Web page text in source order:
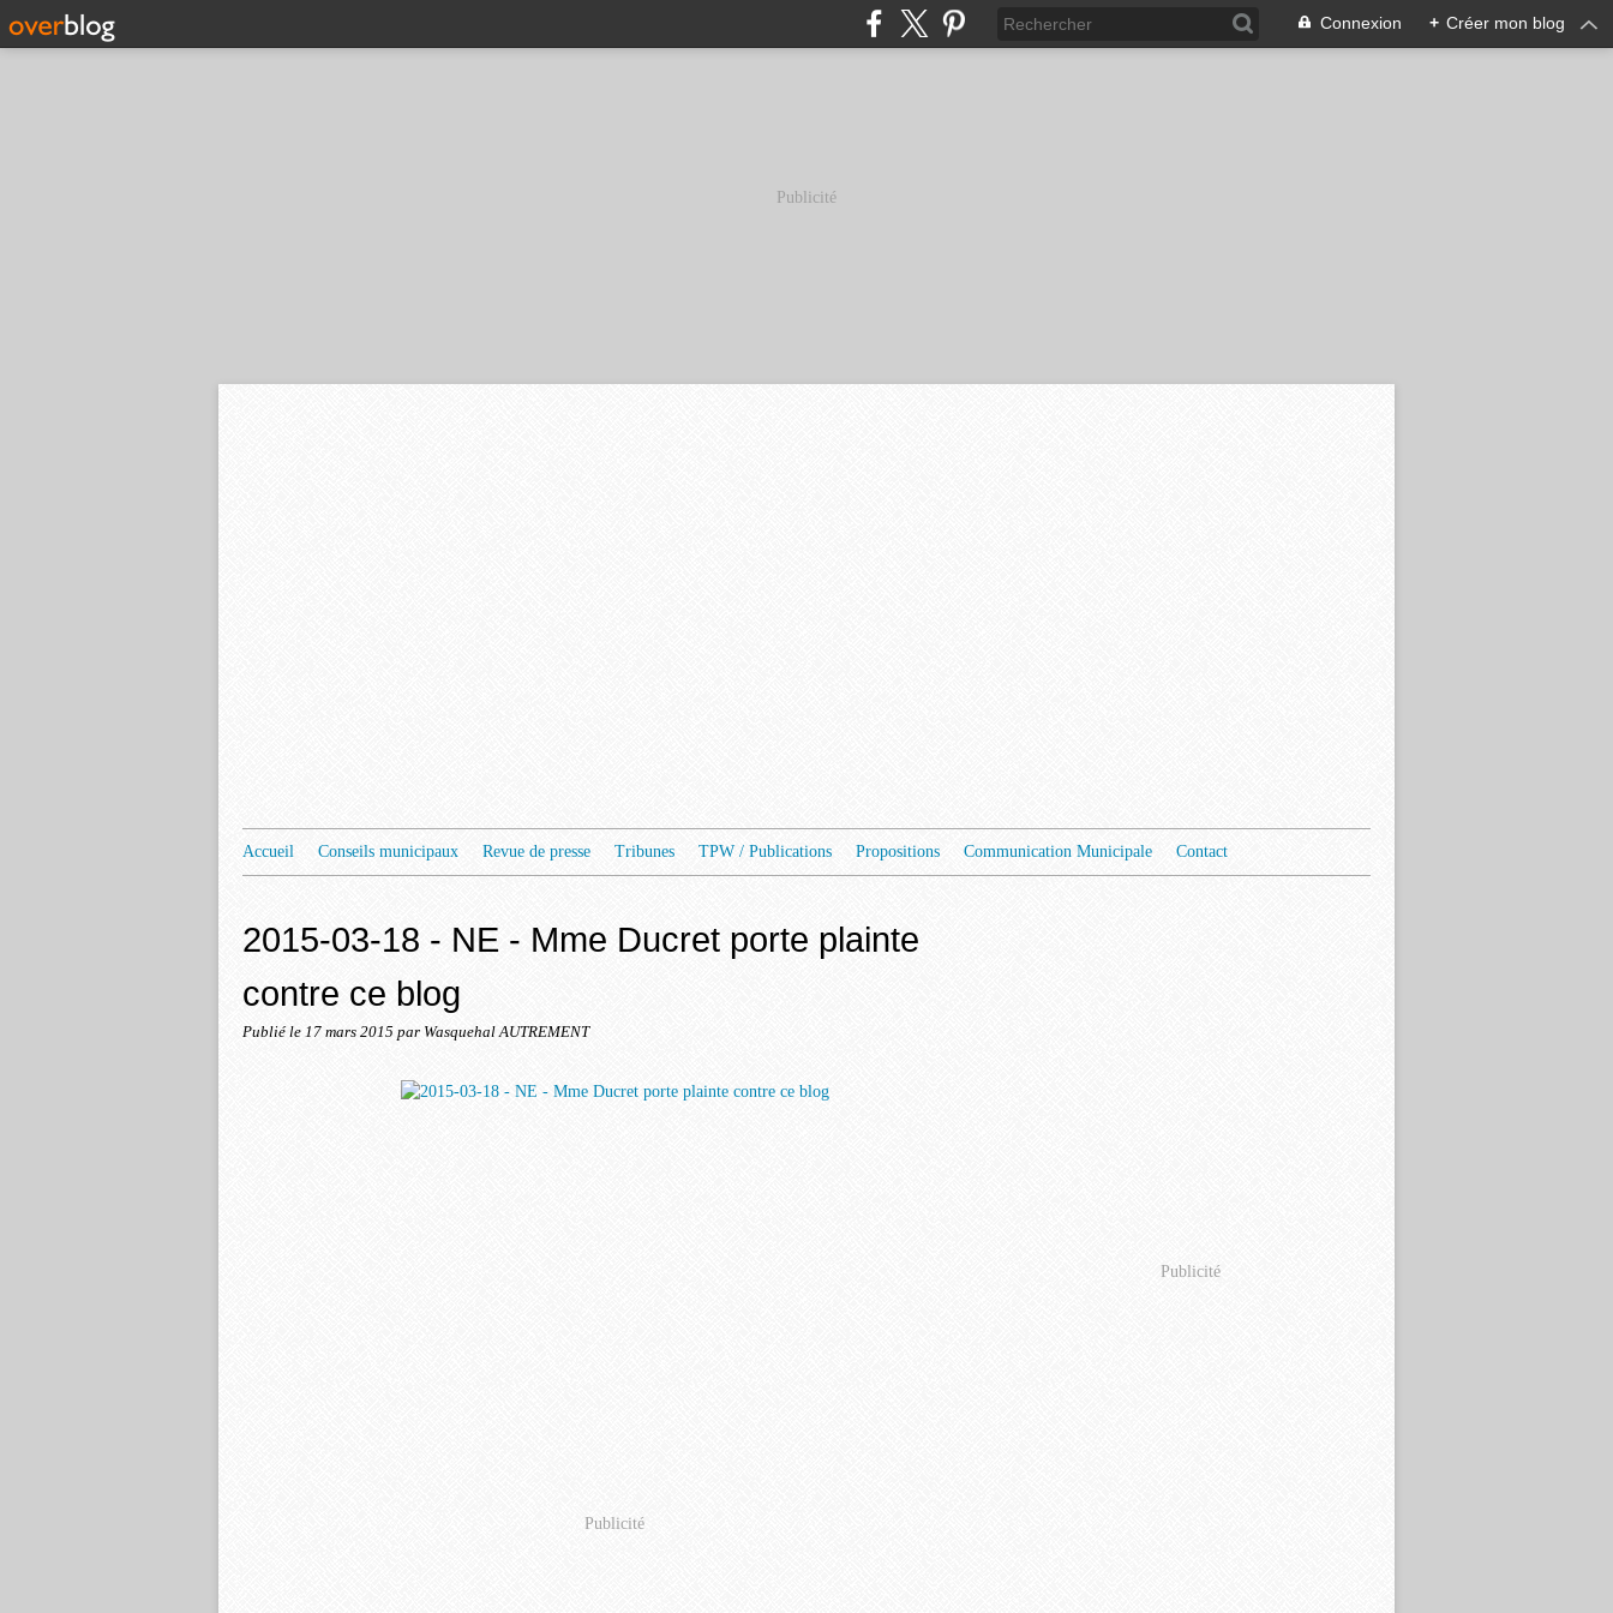
Connexion + Créer mon blog
Publicité
Accueil Conseils municipaux Revue de presse Tribunes TPW / Publications Propositions Communication Municipale Contact
2015-03-18 - NE - Mme Ducret porte plainte
contre ce blog
Publié le 17 mars 2015 par Wasquehal AUTREMENT
Publicité
Publicité